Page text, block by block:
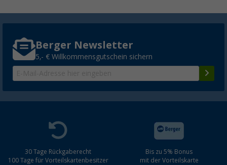
Berger Newsletter
5,- € Willkommensgutschein sichern
30 Tage Rückgaberecht
100 Tage für Vorteilskartenbesitzer
Bis zu 5% Bonus
mit der Vorteilskarte